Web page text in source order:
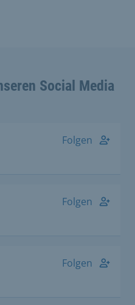
Social Media
Folgen
Folgen
Folgen